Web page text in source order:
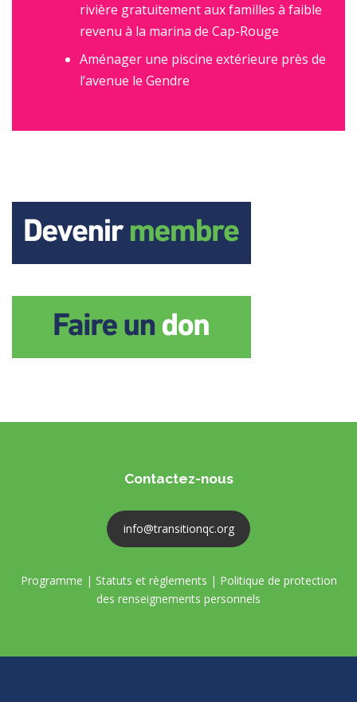
rivière gratuitement aux familles à faible
revenu à la marina de Cap-Rouge
Aménager une piscine extérieure près de
l’avenue le Gendre
Contactez-nous
info@transitionqc.org
Programme | Statuts et règlements | Politique de protection
des renseignements personnels